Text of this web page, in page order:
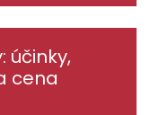
účinky,
cena